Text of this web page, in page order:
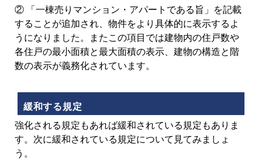
② 「一棟売りマンション・アパートである旨」を記載
することが追加され、物件をより具体的に表示するよ
うになりました。またこの項目では建物内の住戸数や
各住戸の最小面積と最大面積の表示、建物の構造と階
数の表示が義務化されています。
緩和する規定
強化される規定もあれば緩和されている規定もありま
す。次に緩和されている規定について見てみましょ
う。